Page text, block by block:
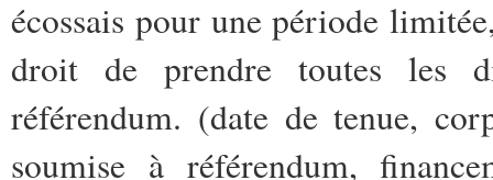
écossais pour une période
droit de prendre toutes les
référendum. (date de tenue,
soumise à référendum,